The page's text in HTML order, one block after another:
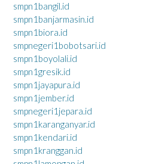
smpn1bangil.id
smpn1banjarmasin.id
smpn1biora.id
smpnegeri1bobotsari.id
smpn1boyolali.id
smpn1gresik.id
smpn1jayapura.id
smpn1jember.id
smpnegeri1jepara.id
smpn1karanganyar.id
smpn1kendari.id
smpn1kranggan.id